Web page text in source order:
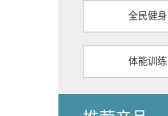
全民健身
体能训练